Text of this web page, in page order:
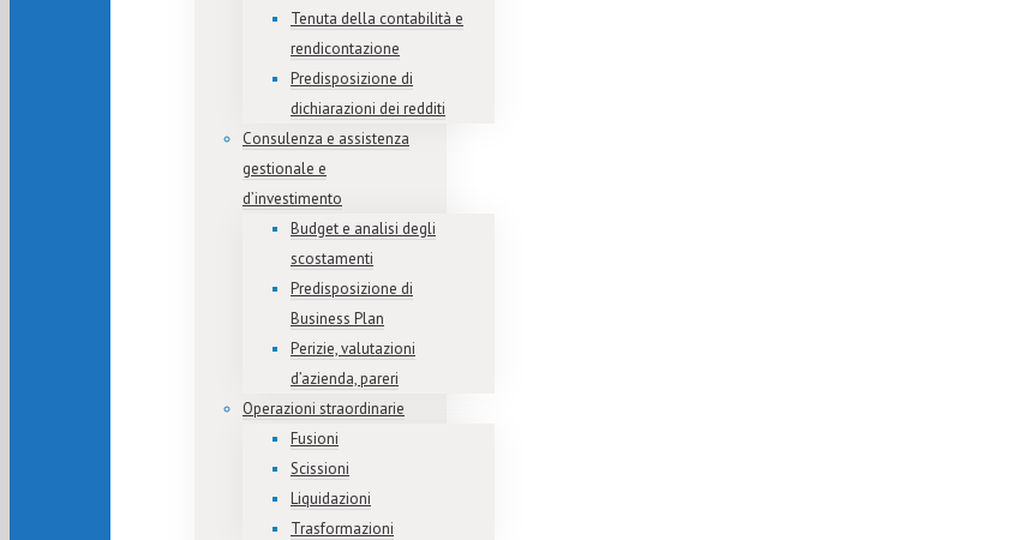
Tenuta della contabilità e
rendicontazione
Predisposizione di
dichiarazioni dei redditi
Consulenza e assistenza
gestionale e
d’investimento
Budget e analisi degli
scostamenti
Predisposizione di
Business Plan
Perizie, valutazioni
d’azienda, pareri
Operazioni straordinarie
Fusioni
Scissioni
Liquidazioni
Trasformazioni